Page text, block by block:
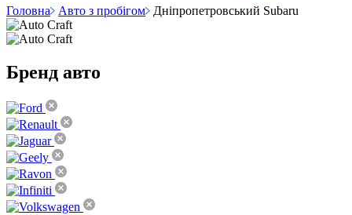
Головна Авто з пробігом Дніпропетровський Subaru
Бренд авто